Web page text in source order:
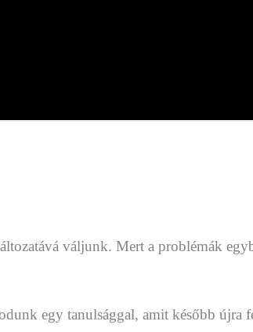
váljunk. Mert a problémák
egy tanulsággal, amit később újra